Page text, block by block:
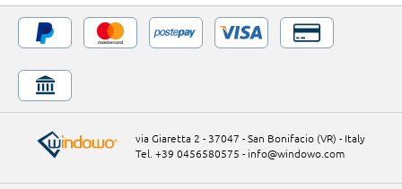
via Giaretta 2 - 37047 - San Bonifacio (VR) - Italy
Tel. +39 0456580575 - info@windowo.com